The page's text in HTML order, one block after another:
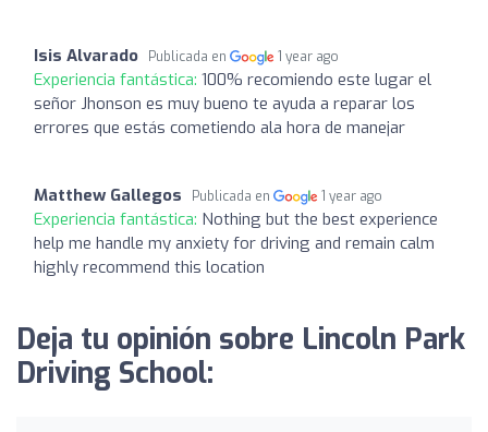
Isis Alvarado Publicada en 1 year ago
Experiencia fantástica: 100% recomiendo este lugar el
señor Jhonson es muy bueno te ayuda a reparar los
errores que estás cometiendo ala hora de manejar
Matthew Gallegos Publicada en 1 year ago
Experiencia fantástica: Nothing but the best experience
help me handle my anxiety for driving and remain calm
highly recommend this location
Deja tu opinión sobre Lincoln Park
Driving School: